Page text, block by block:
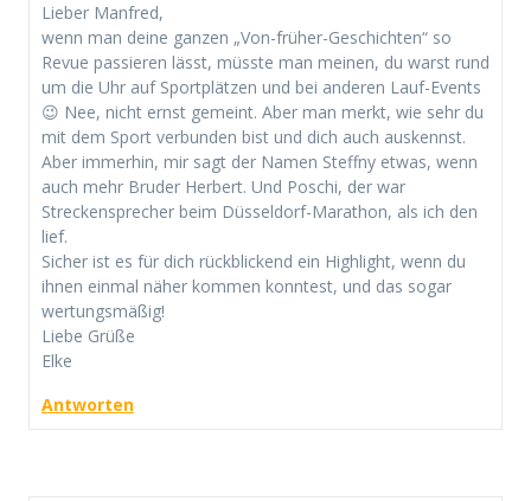
Lieber Manfred,
wenn man deine ganzen „Von-früher-Geschichten“ so
Revue passieren lässt, müsste man meinen, du warst rund
um die Uhr auf Sportplätzen und bei anderen Lauf-Events
😉 Nee, nicht ernst gemeint. Aber man merkt, wie sehr du
mit dem Sport verbunden bist und dich auch auskennst.
Aber immerhin, mir sagt der Namen Steffny etwas, wenn
auch mehr Bruder Herbert. Und Poschi, der war
Streckensprecher beim Düsseldorf-Marathon, als ich den
lief.
Sicher ist es für dich rückblickend ein Highlight, wenn du
ihnen einmal näher kommen konntest, und das sogar
wertungsmäßig!
Liebe Grüße
Elke
Antworten